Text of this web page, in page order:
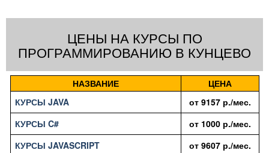
ЦЕНЫ НА КУРСЫ ПО
ПРОГРАММИРОВАНИЮ В КУНЦЕВО
НАЗВАНИЕ
ЦЕНА
КУРСЫ JAVA
от 9157 р./мес.
КУРСЫ C#
от 1000 р./мес.
КУРСЫ JAVASCRIPT
от 9607 р./мес.